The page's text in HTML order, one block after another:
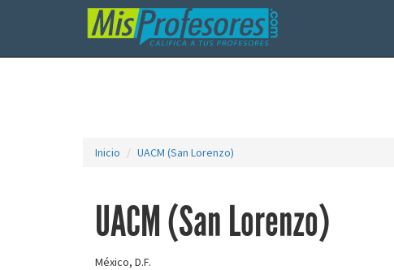
Inicio UACM (San Lorenzo)
UACM (San Lorenzo)
México, D.F.